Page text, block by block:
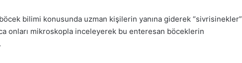
bilimi konusunda uzman kişilerin yanına giderek “sivrisinekler”
onları mikroskopla inceleyerek bu enteresan böceklerin